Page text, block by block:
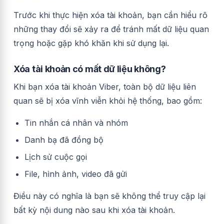
Trước khi thực hiện xóa tài khoản, bạn cần hiểu rõ
những thay đổi sẽ xảy ra để tránh mất dữ liệu quan
trọng hoặc gặp khó khăn khi sử dụng lại.
Xóa tài khoản có mất dữ liệu không?
Khi bạn xóa tài khoản Viber, toàn bộ dữ liệu liên
quan sẽ bị xóa vĩnh viễn khỏi hệ thống, bao gồm:
Tin nhắn cá nhân và nhóm
Danh bạ đã đồng bộ
Lịch sử cuộc gọi
File, hình ảnh, video đã gửi
Điều này có nghĩa là bạn sẽ không thể truy cập lại
bất kỳ nội dung nào sau khi xóa tài khoản.